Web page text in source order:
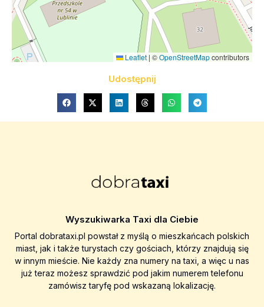
Leaflet | ©OpenStreetMapcontributors
Udostępnij
Wyszukiwarka Taxi dla Ciebie
Portal dobrataxi.pl powstał z myślą o mieszkańcach polskich
miast, jak i także turystach czy gościach, którzy znajdują się
w innym mieście. Nie każdy zna numery na taxi, a więc u nas
już teraz możesz sprawdzić pod jakim numerem telefonu
zamówisz taryfę pod wskazaną lokalizację.